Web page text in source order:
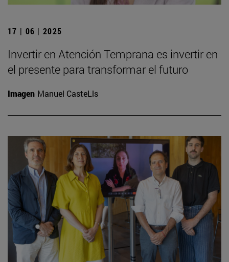
17 | 06 | 2025
Invertir en Atención Temprana es invertir en
el presente para transformar el futuro
Imagen Manuel CasteLls